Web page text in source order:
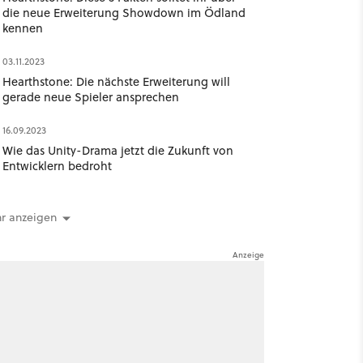
die neue Erweiterung Showdown im Ödland
kennen
03.11.2023
Hearthstone: Die nächste Erweiterung will
gerade neue Spieler ansprechen
16.09.2023
Wie das Unity-Drama jetzt die Zukunft von
Entwicklern bedroht
anzeigen